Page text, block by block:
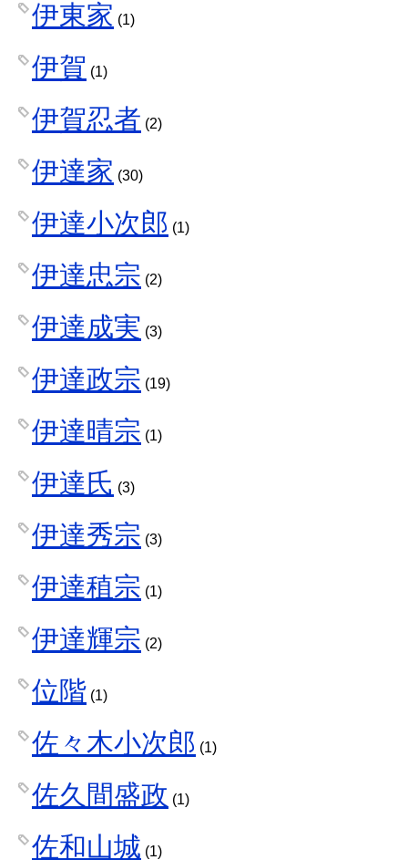
伊東家 (1)
伊賀 (1)
伊賀忍者 (2)
伊達家 (30)
伊達小次郎 (1)
伊達忠宗 (2)
伊達成実 (3)
伊達政宗 (19)
伊達晴宗 (1)
伊達氏 (3)
伊達秀宗 (3)
伊達稙宗 (1)
伊達輝宗 (2)
位階 (1)
佐々木小次郎 (1)
佐久間盛政 (1)
佐和山城 (1)